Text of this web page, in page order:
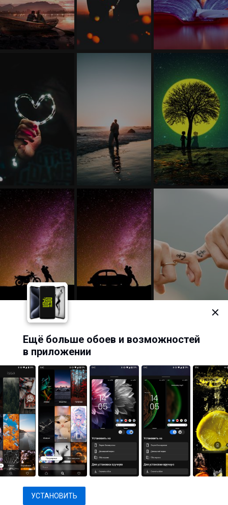
1 2
Показать теги
© 2013–2026, WallpapersCraft
Обои для рабочего стола, скачать бесплатно обои HD, картинки и фото.
Пожаловаться
О нас
Разработано вEastwood
Ещё больше обоев и возможностей
в приложении
УСТАНОВИТЬ